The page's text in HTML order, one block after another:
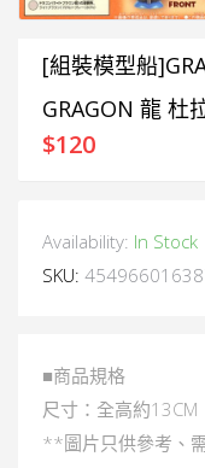
[組裝模型船
GRAGON 龍 杜
$120
Availability: In Stock
SKU:
■商品規格
尺寸：全高約13CM
**圖片只供參考、